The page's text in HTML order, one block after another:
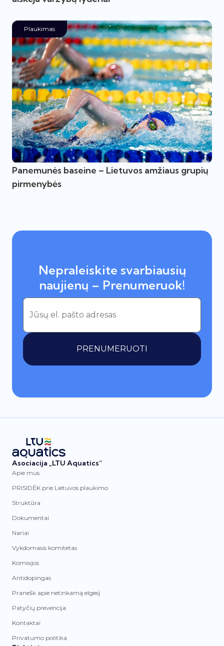
Plaukimas
Panemunės baseine – Lietuvos amžiaus grupių
pirmenybės
Nepraleiskite svarbiausių
naujienų – Prenumeruok!
PRENUMERUOTI
Asociacija „LTU Aquatics“
Apie mus
PRISIDĖK prie Lietuvos plaukimo
Struktūra
Dokumentai
Nariai
Vykdomasis komitetas
Komisijos
Antidopingas
Pranešk apie netinkamą elgesį
Patyčių prevencija
Kontaktai
Privatumo politika